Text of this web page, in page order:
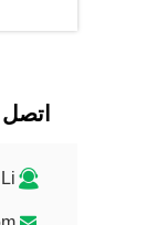
اتصل